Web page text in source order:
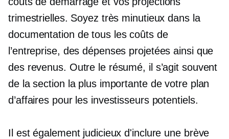
trimestrielles. Soyez très minutieux dans la
documentation de tous les coûts de
l’entreprise, des dépenses projetées ainsi que
des revenus. Outre le résumé, il s’agit souvent
de la section la plus importante de votre plan
d’affaires pour les investisseurs potentiels.
Il est également judicieux d'inclure une brève